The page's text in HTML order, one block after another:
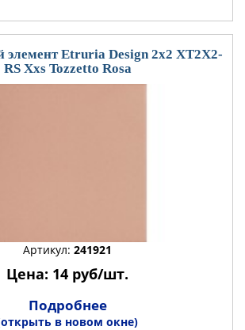
элемент Etruria Design 2x2 XT2X2-
RS Xxs Tozzetto Rosa
Артикул: 241921
Цена: 14 руб/шт.
Подробнее
в новом окне)